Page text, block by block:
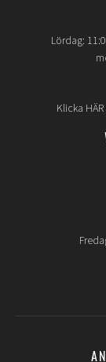
Lördag:
Klicka